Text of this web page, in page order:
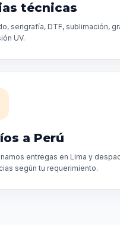
técnicas
serigrafía, DTF, sublimación,
UV.
a Perú
entregas en Lima y
según tu requerimiento.